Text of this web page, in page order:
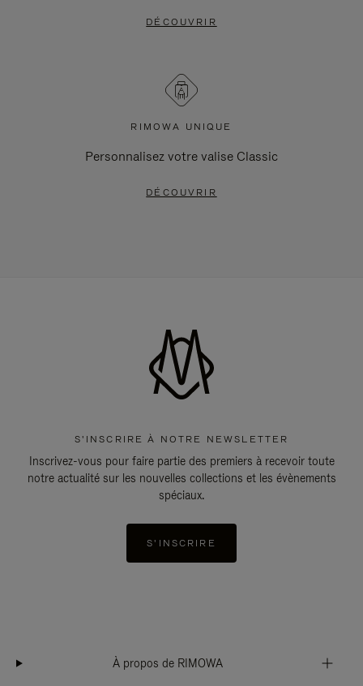
DÉCOUVRIR
RIMOWA UNIQUE
Personnalisez votre valise Classic
DÉCOUVRIR
S'INSCRIRE À NOTRE NEWSLETTER
Inscrivez-vous pour faire partie des premiers à recevoir toute
notre actualité sur les nouvelles collections et les évènements
spéciaux.
S'INSCRIRE
À propos de RIMOWA